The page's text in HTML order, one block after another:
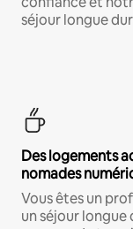
séjour longue
Des logements
nomades
Vous êtes un
un séjour